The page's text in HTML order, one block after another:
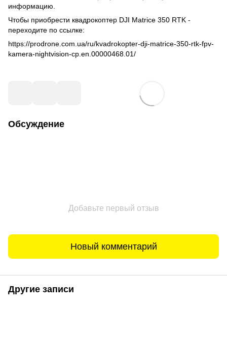
информацию.
Чтобы приобрести квадрокоптер DJI Matrice 350 RTK -
переходите по ссылке:
https://prodrone.com.ua/ru/kvadrokopter-dji-matrice-350-rtk-fpv-
kamera-nightvision-cp.en.00000468.01/
Обсуждение
Добавьте первый отзыв
Новый комментарий
Другие записи